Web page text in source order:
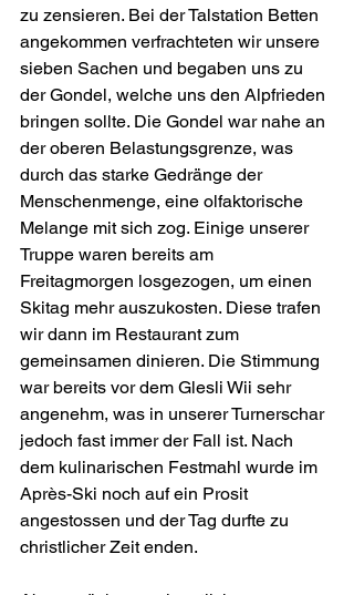
zu zensieren. Bei der Talstation Betten
angekommen verfrachteten wir unsere
sieben Sachen und begaben uns zu
der Gondel, welche uns den Alpfrieden
bringen sollte. Die Gondel war nahe an
der oberen Belastungsgrenze, was
durch das starke Gedränge der
Menschenmenge, eine olfaktorische
Melange mit sich zog. Einige unserer
Truppe waren bereits am
Freitagmorgen losgezogen, um einen
Skitag mehr auszukosten. Diese trafen
wir dann im Restaurant zum
gemeinsamen dinieren. Die Stimmung
war bereits vor dem Glesli Wii sehr
angenehm, was in unserer Turnerschar
jedoch fast immer der Fall ist. Nach
dem kulinarischen Festmahl wurde im
Après-Ski noch auf ein Prosit
angestossen und der Tag durfte zu
christlicher Zeit enden.